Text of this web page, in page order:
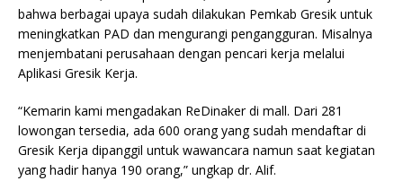
bahwa berbagai upaya sudah dilakukan Pemkab Gresik untuk
meningkatkan PAD dan mengurangi pengangguran. Misalnya
menjembatani perusahaan dengan pencari kerja melalui
Aplikasi Gresik Kerja.
“Kemarin kami mengadakan ReDinaker di mall. Dari 281
lowongan tersedia, ada 600 orang yang sudah mendaftar di
Gresik Kerja dipanggil untuk wawancara namun saat kegiatan
yang hadir hanya 190 orang,” ungkap dr. Alif.